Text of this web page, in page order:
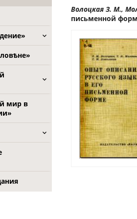
мир в
Волоцкая З. М.,
письменной